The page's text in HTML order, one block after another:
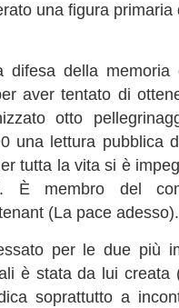
una figura
della memoria
aver tentato di
otto
una lettura pubblica
tutta la vita si è
È membro del
(La pace adesso).
per le due più
è stata da lui creata
soprattutto a